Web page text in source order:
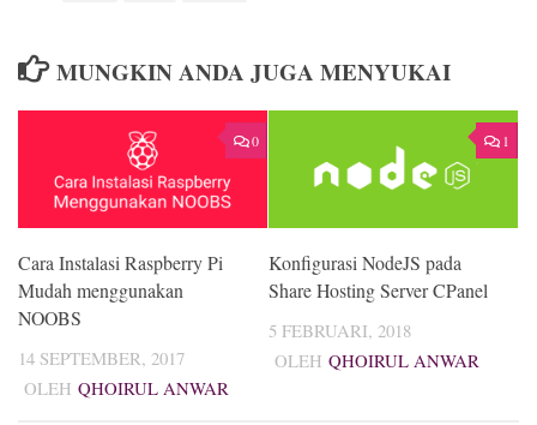
MUNGKIN ANDA JUGA MENYUKAI
0
Cara Instalasi Raspberry Pi
Mudah menggunakan
NOOBS
14 SEPTEMBER, 2017
OLEH QHOIRUL ANWAR
1
Konfigurasi NodeJS pada
Share Hosting Server CPanel
5 FEBRUARI, 2018
OLEH QHOIRUL ANWAR